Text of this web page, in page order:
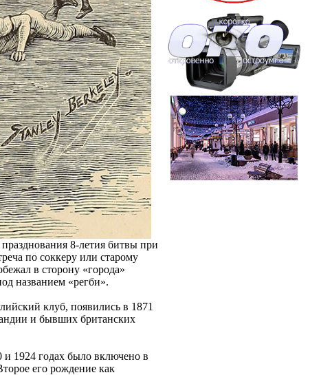
8-летия битвы при
по соккеру или старому
в сторону «города»
названием «регби».
клуб, появились в 1871
и бывших британских
и 1924 годах было включено в
его рождение как